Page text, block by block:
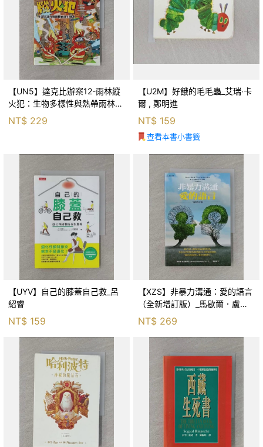
【UN5】達克比辦案12-雨林縱
火犯：生物多樣性與熱帶雨林生
態系_柯智元
NT$ 229
【U2M】好餓的毛毛蟲_艾瑞‧卡
爾 , 鄭明進
NT$ 159
查看本書小書籤
【UYV】自己的膝蓋自己救_呂
紹睿
NT$ 159
【XZS】非暴力溝通：愛的語言
（全新增訂版）_馬歇爾．盧森
堡, 蕭寶森
NT$ 269